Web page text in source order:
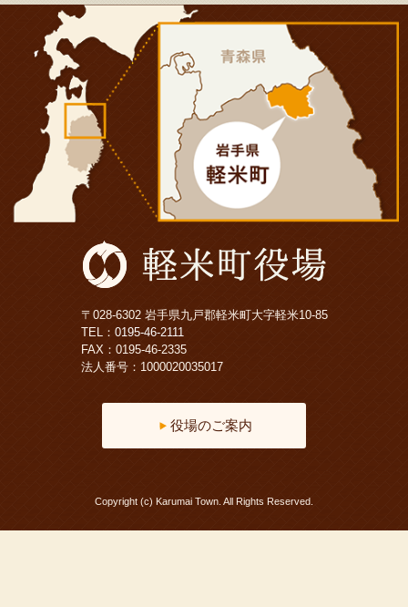
〒028-6302 岩手県九戸郡軽米町大字軽米10-85
TEL： 0195-46-2111
FAX：0195-46-2335
法人番号：1000020035017
役場のご案内
Copyright (c) Karumai Town. All Rights Reserved.